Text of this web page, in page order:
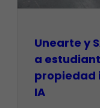
Unearte y
a
propiedad
IA